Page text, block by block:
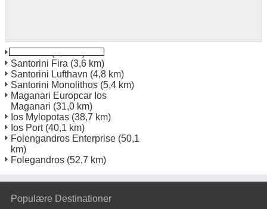
Santorini Fira (3,6 km)
Santorini Lufthavn (4,8 km)
Santorini Monolithos (5,4 km)
Maganari Europcar Ios
Maganari (31,0 km)
Ios Mylopotas (38,7 km)
Ios Port(40,1 km)
Folengandros Enterprise (50,1
km)
Folegandros (52,7 km)
Populære Destinationer